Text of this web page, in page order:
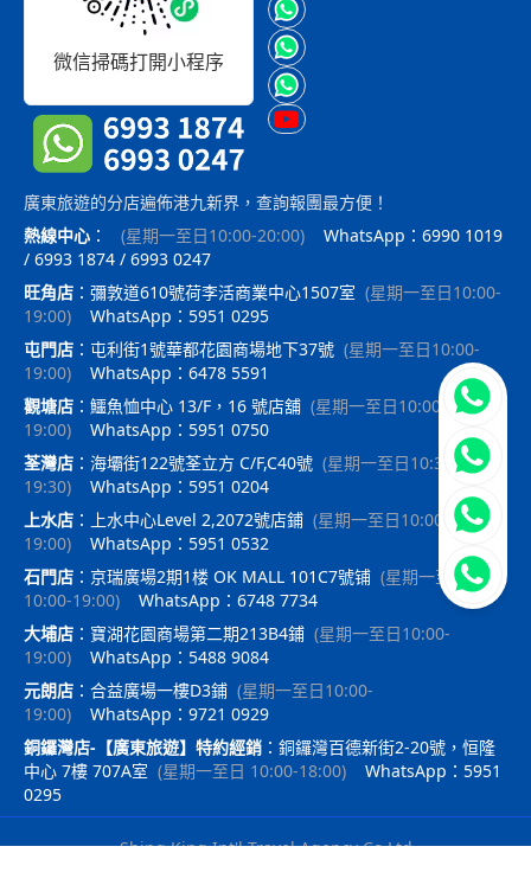
微信掃碼打開小程序
廣東旅遊的分店遍佈港九新界，查詢報團最方便！
熱線中心 ： (星期一至日10:00-20:00)
WhatsApp：6990 1019
/ 6993 1874 / 6993 0247
旺角店 ： 彌敦道610號荷李活商業中心1507室 (星期一至日10:00-
19:00)
WhatsApp：5951 0295
屯門店 ： 屯利街1號華都花園商場地下37號 (星期一至日10:00-
19:00)
WhatsApp：6478 5591
觀塘店 ： 鱷魚恤中心 13/F，16 號店舖 (星期一至日10:00-
19:00)
WhatsApp：5951 0750
荃灣店 ： 海壩街122號荃立方 C/F,C40號 (星期一至日10:30-
19:30)
WhatsApp：5951 0204
上水店 ： 上水中心Level 2,2072號店鋪 (星期一至日10:00-
19:00)
WhatsApp：5951 0532
石門店 ： 京瑞廣場2期1楼 OK MALL 101C7號铺 (星期一至日
10:00-19:00)
WhatsApp：6748 7734
大埔店 ： 寶湖花園商場第二期213B4鋪 (星期一至日10:00-
19:00)
WhatsApp：5488 9084
元朗店 ： 合益廣場一樓D3鋪 (星期一至日10:00-
19:00)
WhatsApp：9721 0929
銅鑼灣店-【廣東旅遊】特約經銷 ： 銅鑼灣百德新街2-20號，恒隆
中心 7樓 707A室 (星期一至日 10:00-18:00)
WhatsApp：5951
0295
Shing King Int'l Travel Agency Co Ltd
立即